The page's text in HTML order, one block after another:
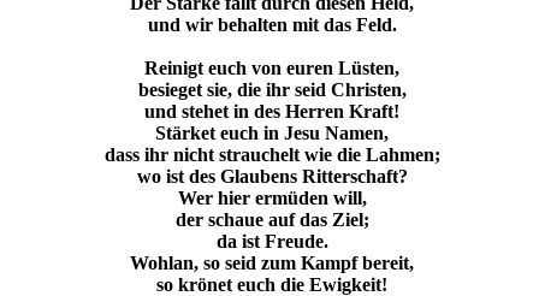
und wir behalten mit das Feld.
Reinigt euch von euren Lüsten,
besieget sie, die ihr seid Christen,
und stehet in des Herren Kraft!
Stärket euch in Jesu Namen,
dass ihr nicht strauchelt wie die Lahmen;
wo ist des Glaubens Ritterschaft?
Wer hier ermüden will,
der schaue auf das Ziel;
da ist Freude.
Wohlan, so seid zum Kampf bereit,
so krönet euch die Ewigkeit!